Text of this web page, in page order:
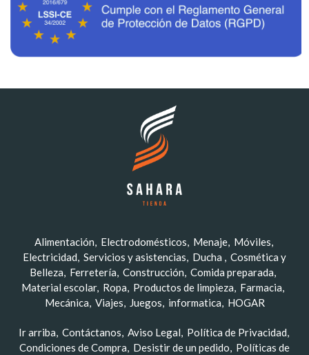
Alimentación Electrodomésticos Menaje Móviles
Electricidad Servicios y asistencias Ducha
Cosmética y
Belleza
Ferretería Construcción Comida preparada
Material escolar Ropa Productos de limpieza
Farmacia
Mecánica Viajes Juegos informatica HOGAR
Ir arriba Contáctanos Aviso Legal
Política de Privacidad
Condiciones de Compra
Desistir de un pedido Políticas de